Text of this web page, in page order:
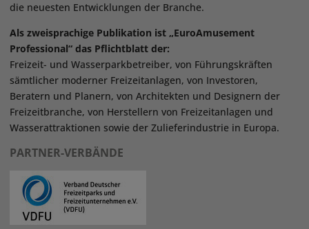
die neuesten Entwicklungen der Branche.
Als zweisprachige Publikation ist „EuroAmusement
Professional“ das Pflichtblatt der:
Freizeit- und Wasserparkbetreiber, von Führungskräften
sämtlicher moderner Freizeitanlagen, von Investoren,
Beratern und Planern, von Architekten und Designern der
Freizeitbranche, von Herstellern von Freizeitanlagen und
Wasserattraktionen sowie der Zulieferindustrie in Europa.
PARTNER-VERBÄNDE